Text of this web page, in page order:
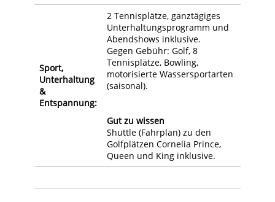
Sport,
Unterhaltung
&
Entspannung:
2 Tennisplätze, ganztägiges
Unterhaltungsprogramm und
Abendshows inklusive.
Gegen Gebühr: Golf, 8
Tennisplätze, Bowling,
motorisierte Wassersportarten
(saisonal).
Gut zu wissen
Shuttle (Fahrplan) zu den
Golfplätzen Cornelia Prince,
Queen und King inklusive.